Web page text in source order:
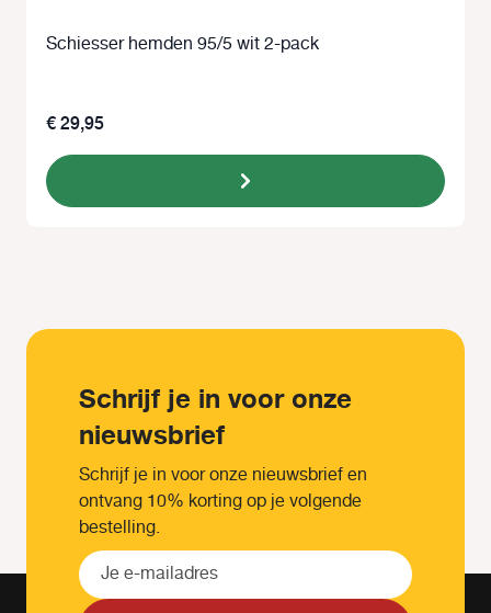
Schiesser hemden 95/5 wit 2-pack
€ 29,95
Schrijf je in voor onze
nieuwsbrief
Schrijf je in voor onze nieuwsbrief en
ontvang 10% korting op je volgende
bestelling.